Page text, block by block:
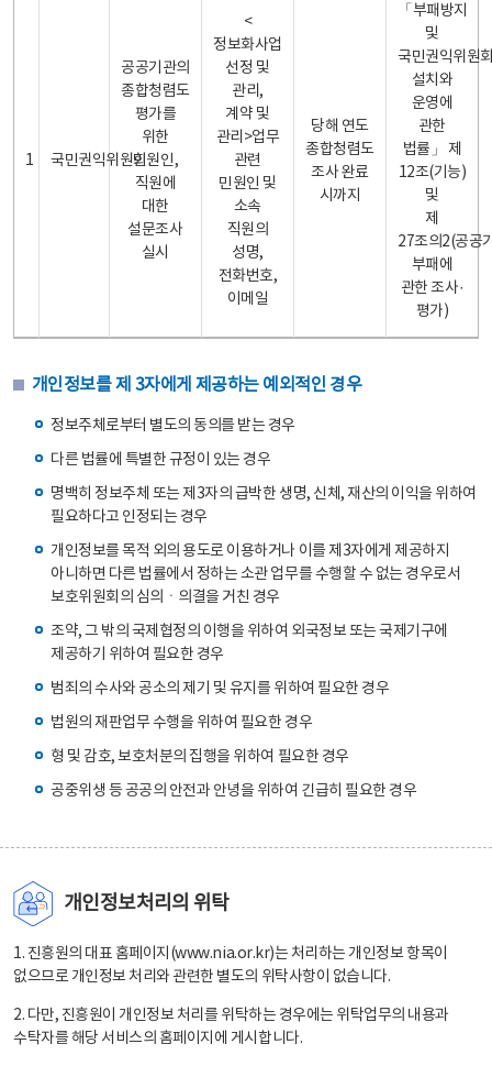
1 국민권익위원회
공공기관의
종합청렴도
평가를
위한
민원인,
직원에
대한
설문조사
실시
<
정보화사업
선정 및
관리,
계약 및
관리>업무
관련
민원인 및
소속
직원의
성명,
전화번호,
이메일
당해 연도
종합청렴도
조사 완료
시까지
「부패방지
및
국민권익위원
설치와
운영에
관한
법률」 제
12조(기능)
및
제
27조의2(공공
부패에
관한 조사·
평가)
개인정보를 제 3자에게 제공하는 예외적인 경우
정보주체로부터 별도의 동의를 받는 경우
다른 법률에 특별한 규정이 있는 경우
명백히 정보주체 또는 제3자의 급박한 생명, 신체, 재산의 이익을 위하여
필요하다고 인정되는 경우
개인정보를 목적 외의 용도로 이용하거나 이를 제3자에게 제공하지
아니하면 다른 법률에서 정하는 소관 업무를 수행할 수 없는 경우로서
보호위원회의 심의ㆍ의결을 거친 경우
조약, 그 밖의 국제협정의 이행을 위하여 외국정보 또는 국제기구에
제공하기 위하여 필요한 경우
범죄의 수사와 공소의 제기 및 유지를 위하여 필요한 경우
법원의 재판업무 수행을 위하여 필요한 경우
형 및 감호, 보호처분의 집행을 위하여 필요한 경우
공중위생 등 공공의 안전과 안녕을 위하여 긴급히 필요한 경우
개인정보처리의 위탁
1. 진흥원의 대표 홈페이지(www.nia.or.kr)는 처리하는 개인정보 항목이
없으므로 개인정보 처리와 관련한 별도의 위탁사항이 없습니다.
2. 다만, 진흥원이 개인정보 처리를 위탁하는 경우에는 위탁업무의 내용과
수탁자를 해당 서비스의 홈페이지에 게시합니다.